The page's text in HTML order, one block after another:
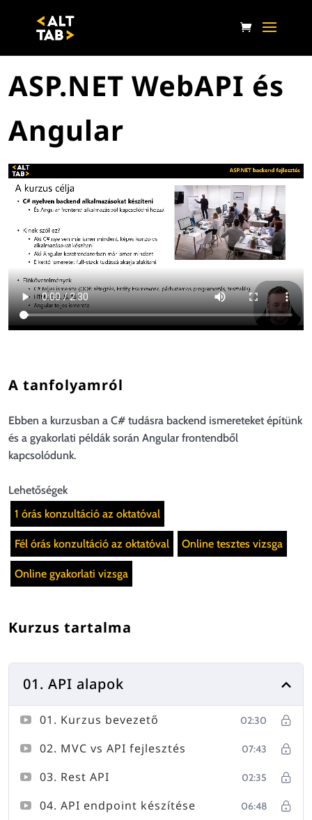
ASP.NET WebAPI és
Angular
A tanfolyamról
Ebben a kurzusban a C# tudásra backend ismereteket építünk
és a gyakorlati példák során Angular frontendből
kapcsolódunk.
Lehetőségek
1 órás konzultáció az oktatóval
Fél órás konzultáció az oktatóval Online tesztes vizsga
Online gyakorlati vizsga
Kurzus tartalma
01. API alapok
01. Kurzus bevezető 02:30
02. MVC vs API fejlesztés 07:43
03. Rest API 02:35
04. API endpoint készítése 06:48